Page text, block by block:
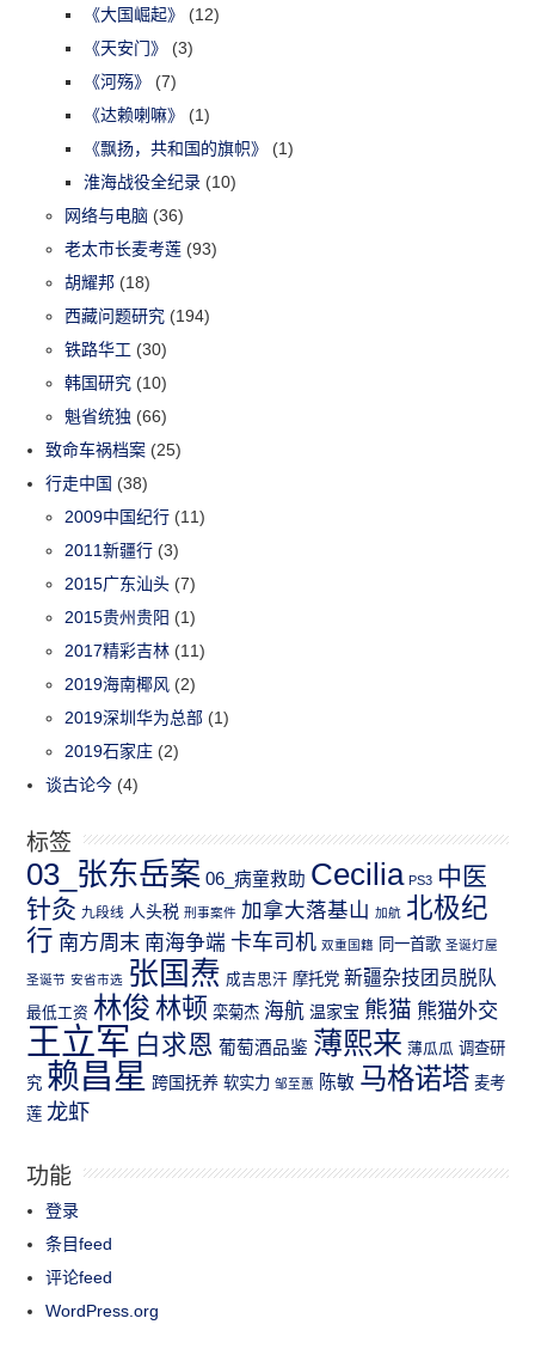
《大国崛起》
(12)
《天安门》
(3)
《河殇》
(7)
《达赖喇嘛》
(1)
《飘扬，共和国的旗帜》
(1)
淮海战役全纪录 (10)
网络与电脑 (36)
老太市长麦考莲 (93)
胡耀邦 (18)
西藏问题研究 (194)
铁路华工 (30)
韩国研究 (10)
魁省统独 (66)
致命车祸档案 (25)
行走中国 (38)
2009中国纪行 (11)
2011新疆行 (3)
2015广东汕头 (7)
2015贵州贵阳 (1)
2017精彩吉林 (11)
2019海南椰风 (2)
2019深圳华为总部 (1)
2019石家庄 (2)
谈古论今 (4)
标签
03_张东岳案 06_病童救助 Cecilia PS3 中医
针灸 九段线 人头税 刑事案件 加拿大落基山 加航 北极纪
行 南方周末 南海争端 卡车司机 双重国籍 同一首歌 圣诞灯屋
圣诞节 安省市选 张国焘 成吉思汗 摩托党 新疆杂技团员脱队
最低工资 林俊 林顿 栾菊杰 海航 温家宝 熊猫 熊猫外交
王立军 白求恩 葡萄酒品鉴 薄熙来 薄瓜瓜 调查研
究 赖昌星 跨国抚养 软实力 邹至蕙 陈敏 马格诺塔 麦考
莲 龙虾
功能
登录
条目feed
评论feed
WordPress.org